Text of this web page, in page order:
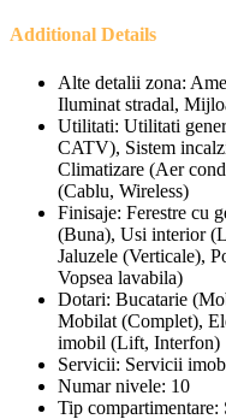
Additional Details
Alte detalii zona:
Iluminat stradal,
Utilitati: Utilitati
CATV), Sistem
Climatizare (Aer
(Cablu, Wireless)
Finisaje: Ferestre cu
(Buna), Usi interior
Jaluzele (Verticale),
Vopsea lavabila)
Dotari: Bucatarie
Mobilat (Complet),
imobil (Lift, Interfon)
Servicii: Servicii
Numar nivele: 10
Tip compartimentare: